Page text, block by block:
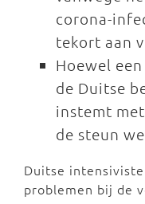
corona-
tekort aan
Hoewel
de Duitse
instemt
de steun
Duitse
problemen bij de